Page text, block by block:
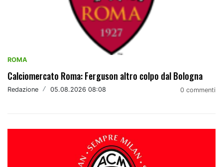
ROMA
Calciomercato Roma: Ferguson altro colpo dal Bologna
Redazione / 05.08.2026 08:08 0 commenti